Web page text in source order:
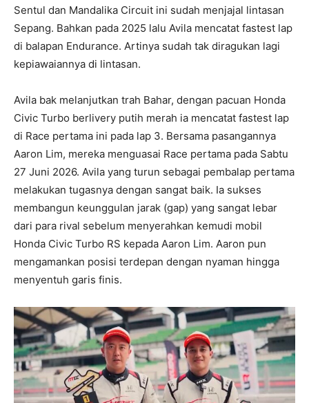
Sentul dan Mandalika Circuit ini sudah menjajal lintasan
Sepang. Bahkan pada 2025 lalu Avila mencatat fastest lap
di balapan Endurance. Artinya sudah tak diragukan lagi
kepiawaiannya di lintasan.
Avila bak melanjutkan trah Bahar, dengan pacuan Honda
Civic Turbo berlivery putih merah ia mencatat fastest lap
di Race pertama ini pada lap 3. Bersama pasangannya
Aaron Lim, mereka menguasai Race pertama pada Sabtu
27 Juni 2026. Avila yang turun sebagai pembalap pertama
melakukan tugasnya dengan sangat baik. Ia sukses
membangun keunggulan jarak (gap) yang sangat lebar
dari para rival sebelum menyerahkan kemudi mobil
Honda Civic Turbo RS kepada Aaron Lim. Aaron pun
mengamankan posisi terdepan dengan nyaman hingga
menyentuh garis finis.